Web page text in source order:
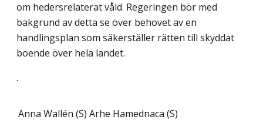
om hedersrelaterat våld. Regeringen bör med
bakgrund av detta se över behovet av en
handlingsplan som säkerställer rätten till skyddat
boende över hela landet.
.
Anna Wallén (S) Arhe Hamednaca (S)